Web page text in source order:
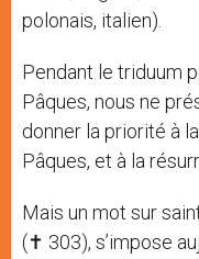
polonais, italien).
Pendant le triduum
Pâques, nous ne
donner la priorité à
Pâques, et à la
Mais un mot sur
(✝ 303), s’impose